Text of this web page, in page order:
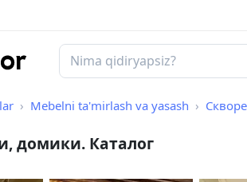
Mebelni ta'mirlash va yasash
домики. Каталог